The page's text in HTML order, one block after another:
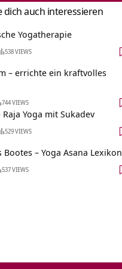
dich auch interessieren
Yogatherapie
538 VIEWS
– errichte ein kraftvolles
744 VIEWS
Yoga mit Sukadev
529 VIEWS
– Yoga Asana Lexikon
537 VIEWS